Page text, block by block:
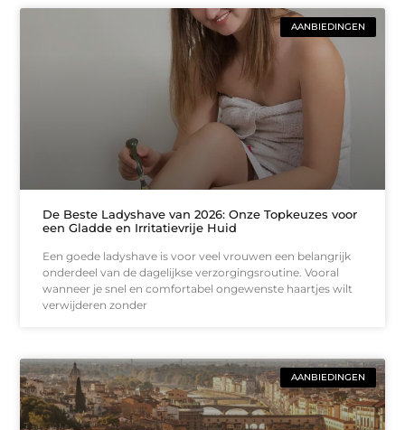
AANBIEDINGEN
De Beste Ladyshave van 2026: Onze Topkeuzes voor
een Gladde en Irritatievrije Huid
Een goede ladyshave is voor veel vrouwen een belangrijk
onderdeel van de dagelijkse verzorgingsroutine. Vooral
wanneer je snel en comfortabel ongewenste haartjes wilt
verwijderen zonder
AANBIEDINGEN